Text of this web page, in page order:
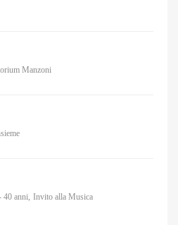
Manzoni
40 anni Invito alla Musica